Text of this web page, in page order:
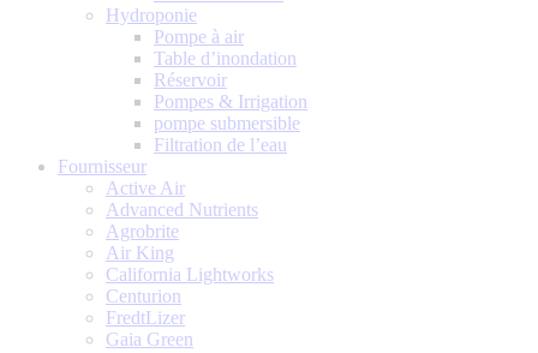
Hydroponie
Pompe à air
Table d’inondation
Réservoir
Pompes & Irrigation
pompe submersible
Filtration de l’eau
Fournisseur
Active Air
Advanced Nutrients
Agrobrite
Air King
California Lightworks
Centurion
FredtLizer
Gaia Green